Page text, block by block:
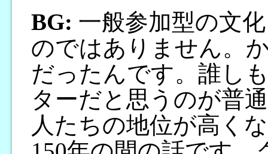
BG: 一般参加型の文
のではありません。
だったんです。誰し
ターだと思うのが普
人たちの地位が高く